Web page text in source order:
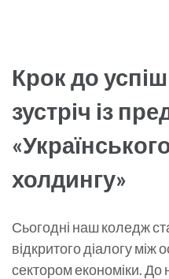
Крок до
зустріч із
холдингу»
Сьогодні наш коледж
відкритого діалогу між
сектором економіки. До